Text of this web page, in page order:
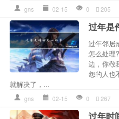
gns 02-15 0 205
过年是
过年邻居
怎么处理
边，你敬
怨的人也
就解决了，...
gns 02-15 0 267
过年时